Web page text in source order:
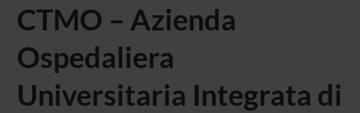
CTMO – Azienda
Ospedaliera
Universitaria Integrata di